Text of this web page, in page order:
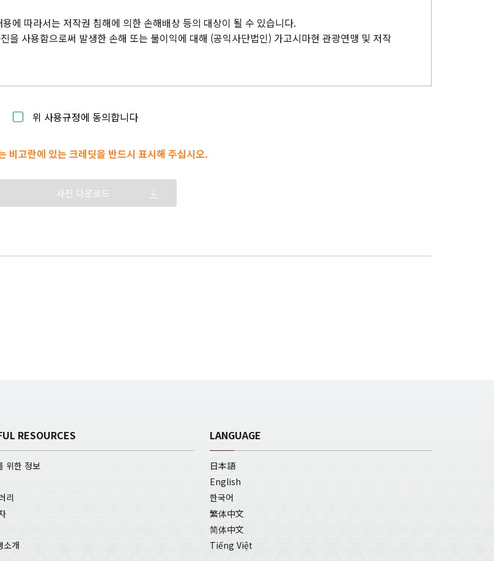
에 따라서는 저작권 침해에 의한 손해배상 등의 대상이 될 수 있습니다.
사용함으로써 발생한 손해 또는 불이익에 대해 (공익사단법인) 가고시마현 관광연맹 및 저작
위 사용규정에 동의합니다
비고란에 있는 크레딧을 반드시 표시해 주십시오.
사진 다운로드
RESOURCES
위한 정보
리
소개
LANGUAGE
日本語
English
한국어
繁体中文
简体中文
Tiếng Việt